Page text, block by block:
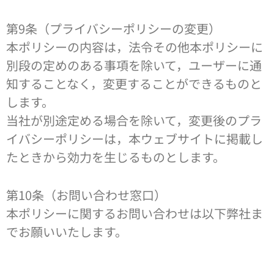
第9条（プライバシーポリシーの変更）
本ポリシーの内容は，法令その他本ポリシーに
別段の定めのある事項を除いて，ユーザーに通
知することなく，変更することができるものと
します。
当社が別途定める場合を除いて，変更後のプラ
イバシーポリシーは，本ウェブサイトに掲載し
たときから効力を生じるものとします。
第10条（お問い合わせ窓口）
本ポリシーに関するお問い合わせは以下弊社ま
でお願いいたします。